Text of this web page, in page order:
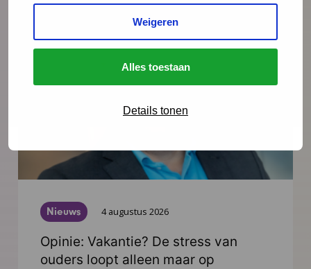
Weigeren
Alles toestaan
Details tonen
Nieuws 4 augustus 2026
Opinie: Vakantie? De stress van
ouders loopt alleen maar op